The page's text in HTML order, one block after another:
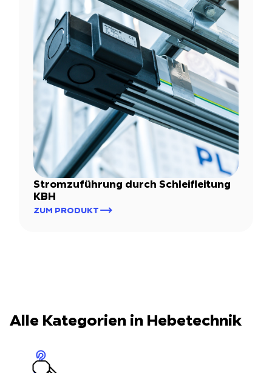
Stromzuführung durch Schleifleitung
KBH
ZUM PRODUKT
Alle Kategorien in Hebetechnik